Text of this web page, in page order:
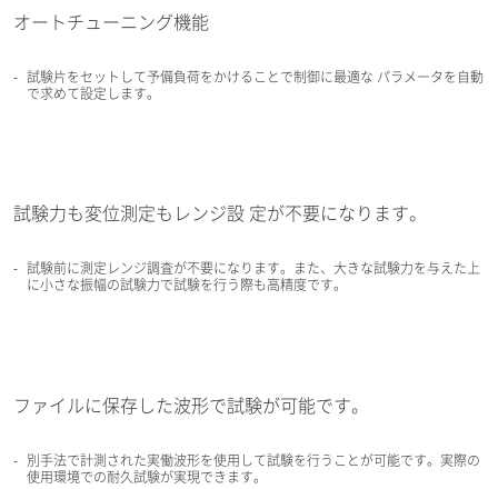
オートチューニング機能
試験片をセットして予備負荷をかけることで制御に最適な パラメータを自動
で求めて設定します。
試験力も変位測定もレンジ設 定が不要になります。
試験前に測定レンジ調査が不要になります。また、大きな試験力を与えた上
に小さな振幅の試験力で試験を行う際も高精度です。
ファイルに保存した波形で試験が可能です。
別手法で計測された実働波形を使用して試験を行うことが可能です。実際の
使用環境での耐久試験が実現できます。